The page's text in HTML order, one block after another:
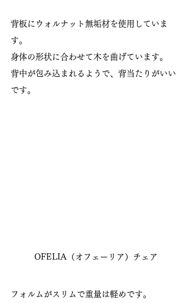
背板にウォルナット無垢材を使用していま
す。
身体の形状に合わせて木を曲げています。
背中が包み込まれるようで、背当たりがいい
です。
OFELIA（オフェーリア）チェア
フォルムがスリムで重量は軽めです。